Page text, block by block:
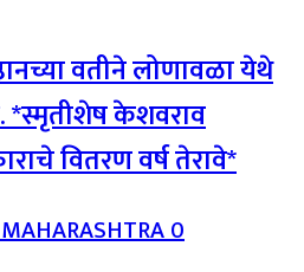
वतीने लोणावळा येथे
*स्मृतीशेष केशवराव
वितरण वर्ष तेरावे*
0